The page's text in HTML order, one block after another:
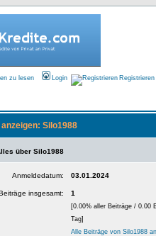
zu lesen Login Registrieren
anzeigen: Silo1988
über Silo1988
Anmeldedatum: 03.01.2024
insgesamt: 1
[0.00% aller Beiträge / 0.00
Tag]
Alle Beiträge von Silo1988